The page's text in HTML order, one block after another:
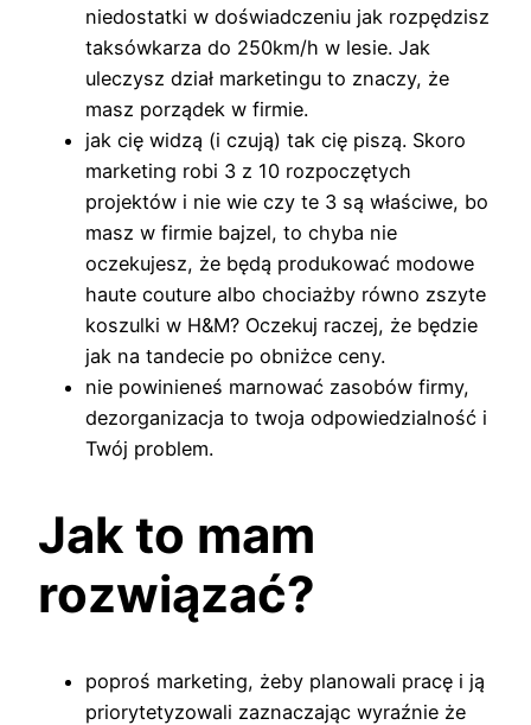
niedostatki w doświadczeniu jak rozpędzisz
taksówkarza do 250km/h w lesie. Jak
uleczysz dział marketingu to znaczy, że
masz porządek w firmie.
jak cię widzą (i czują) tak cię piszą. Skoro
marketing robi 3 z 10 rozpoczętych
projektów i nie wie czy te 3 są właściwe, bo
masz w firmie bajzel, to chyba nie
oczekujesz, że będą produkować modowe
haute couture albo chociażby równo zszyte
koszulki w H&M? Oczekuj raczej, że będzie
jak na tandecie po obniżce ceny.
nie powinieneś marnować zasobów firmy,
dezorganizacja to twoja odpowiedzialność i
Twój problem.
Jak to mam
rozwiązać?
poproś marketing, żeby planowali pracę i ją
priorytetyzowali zaznaczając wyraźnie że